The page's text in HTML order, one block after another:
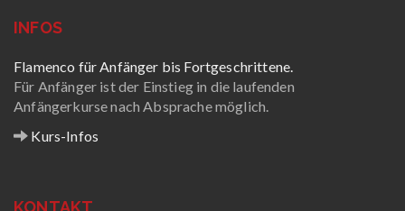
INFOS
Flamenco für Anfänger bis Fortgeschrittene.
Für Anfänger ist der Einstieg in die laufenden
Anfängerkurse nach Absprache möglich.
Kurs-Infos
KONTAKT